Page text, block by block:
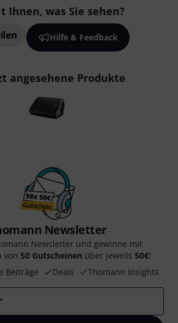
Ihnen, was Sie sehen?
Hilfe & Feedback
angesehene Produkte
Newsletter
Newsletter und gewinne mit
von 50 Gutscheinen über jeweils 50€!
Beiträge
Deals Thomann Insights
*